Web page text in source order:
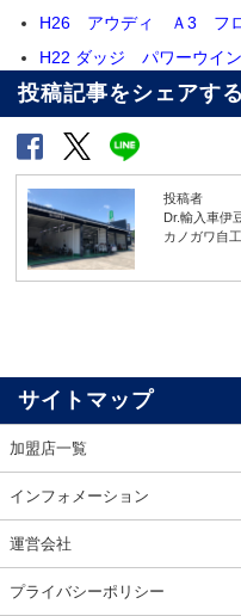
H26 アウディ Ａ3 フロ
H22 ダッジ パワーウイ
投稿記事をシェアする
投稿者
Dr.輸入車伊
カノガワ自
サイトマップ
加盟店一覧
インフォメーション
運営会社
プライバシーポリシー